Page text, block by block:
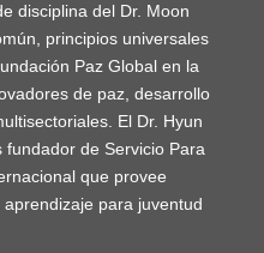
disciplina del Dr. Moon
principios universales
Paz Global en la
de paz, desarrollo
El Dr. Hyun
de Servicio Para
que provee
para juventud